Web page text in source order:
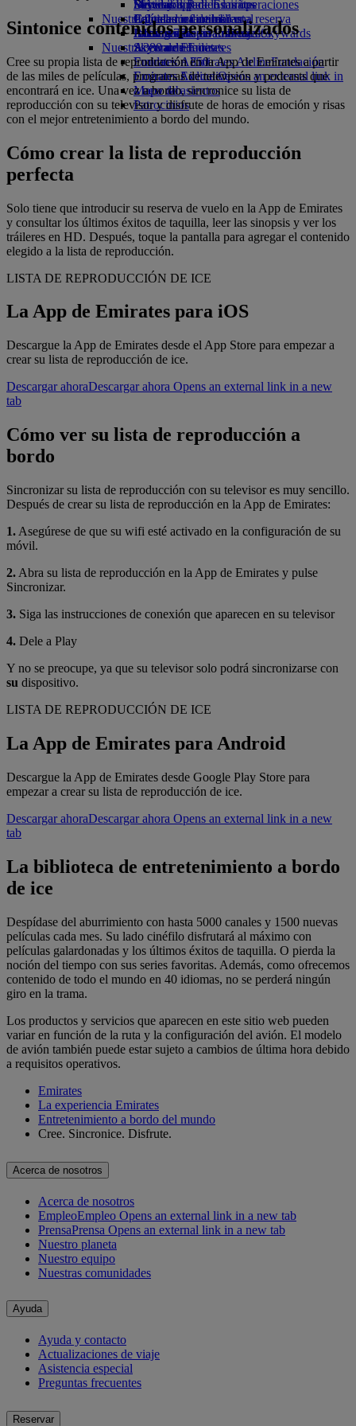
Bebidas
Nuestra flota
Boeing 777
A380 de Emirates
Emirates A350
Emirates Executive
Mapa de asientos
Diversión para los niños
Juguetes infantiles
Actividades para niños
Sostenibilidad en las operaciones
Política medioambiental
Informes medioambientales
Nuestras comunidades
Fundación Emirates AirlineFundación
Emirates Airline Opens an external link in
a new tab
Patrocinios
Skywards Rail
Calculadora de millas
Inicie sesión en Emirates Skywards
Skywards+
Móvil y app de Emirates
Cancelar o cambiar una reserva
Alteraciones en los viajes
Acerca de Emirates
Sintonice contenidos personalizados
Cree su propia lista de reproducción en la App de Emirates a partir
de las miles de películas, programas de televisión y podcasts que
encontrará en ice. Una vez a bordo, sincronice su lista de
reproducción con su televisor y disfrute de horas de emoción y risas
con el mejor entretenimiento a bordo del mundo.
Cómo crear la lista de reproducción
perfecta
Solo tiene que introducir su reserva de vuelo en la App de Emirates
y consultar los últimos éxitos de taquilla, leer las sinopsis y ver los
tráileres en HD. Después, toque la pantalla para agregar el contenido
elegido a la lista de reproducción.
LISTA DE REPRODUCCIÓN DE ICE
La App de Emirates para iOS
Descargue la App de Emirates desde el App Store para empezar a
crear su lista de reproducción de ice.
Descargar ahoraDescargar ahora Opens an external link in a new
tab
Cómo ver su lista de reproducción a
bordo
Sincronizar su lista de reproducción con su televisor es muy sencillo.
Después de crear su lista de reproducción en la App de Emirates:
1. Asegúrese de que su wifi esté activado en la configuración de su
móvil.
2. Abra su lista de reproducción en la App de Emirates y pulse
Sincronizar.
3. Siga las instrucciones de conexión que aparecen en su televisor
4. Dele a Play
Y no se preocupe, ya que su televisor solo podrá sincronizarse con
su dispositivo.
LISTA DE REPRODUCCIÓN DE ICE
La App de Emirates para Android
Descargue la App de Emirates desde Google Play Store para
empezar a crear su lista de reproducción de ice.
Descargar ahoraDescargar ahora Opens an external link in a new
tab
La biblioteca de entretenimiento a bordo
de ice
Despídase del aburrimiento con hasta 5000 canales y 1500 nuevas
películas cada mes. Su lado cinéfilo disfrutará al máximo con
películas galardonadas y los últimos éxitos de taquilla. O pierda la
noción del tiempo con sus series favoritas. Además, como ofrecemos
contenido de todo el mundo en 40 idiomas, no se perderá ningún
giro en la trama.
Los productos y servicios que aparecen en este sitio web pueden
variar en función de la ruta y la configuración del avión. El modelo
de avión también puede estar sujeto a cambios de última hora debido
a requisitos operativos.
Emirates
La experiencia Emirates
Entretenimiento a bordo del mundo
Cree. Sincronice. Disfrute.
Acerca de nosotros
Acerca de nosotros
EmpleoEmpleo Opens an external link in a new tab
PrensaPrensa Opens an external link in a new tab
Nuestro planeta
Nuestro equipo
Nuestras comunidades
Ayuda
Ayuda y contacto
Actualizaciones de viaje
Asistencia especial
Preguntas frecuentes
Reservar